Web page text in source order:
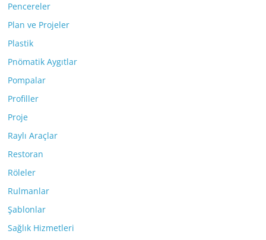
Pencereler
Plan ve Projeler
Plastik
Pnömatik Aygıtlar
Pompalar
Profiller
Proje
Raylı Araçlar
Restoran
Röleler
Rulmanlar
Şablonlar
Sağlık Hizmetleri